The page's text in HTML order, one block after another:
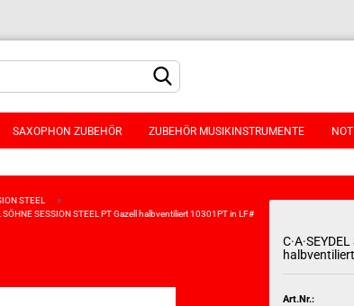
SAXOPHON ZUBEHÖR ZUBEHÖR MUSIKINSTRUMENTE
STEEL »
SÖHNE SESSION STEEL PT Gazell halbventiliert 10301PT in LF#
Art.Nr.: